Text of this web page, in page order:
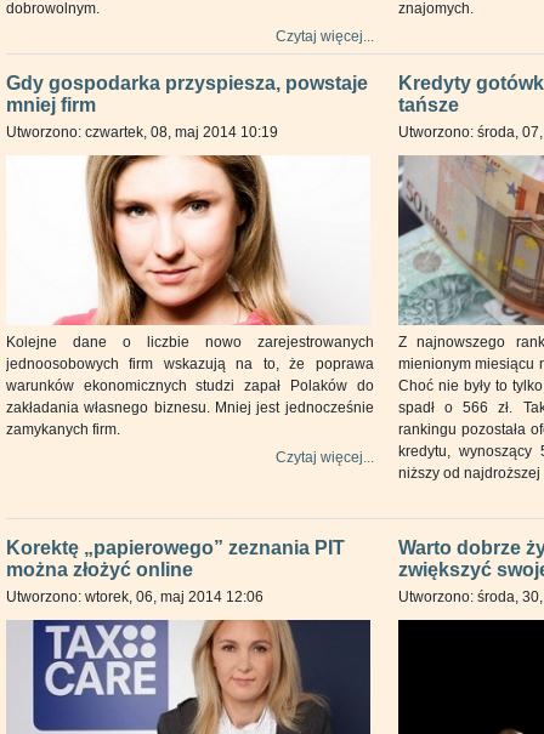
dobrowolnym.
Czytaj więcej...
znajomych.
Gdy gospodarka przyspiesza, powstaje
mniej firm
Utworzono: czwartek, 08, maj 2014 10:19
Kolejne dane o liczbie nowo zarejestrowanych
jednoosobowych firm wskazują na to, że poprawa
warunków ekonomicznych studzi zapał Polaków do
zakładania własnego biznesu. Mniej jest jednocześnie
zamykanych firm.
Czytaj więcej...
Kredyty
tańsze
Utworzono: środa,
Z najnowszego
mienionym miesiącu
Choć nie były to
spadł o 566 zł.
rankingu pozostała
kredytu,
niższy od
Korektę „papierowego” zeznania PIT
można złożyć online
Utworzono: wtorek, 06, maj 2014 12:06
Warto dobrze
zwiększyć
Utworzono: środa,